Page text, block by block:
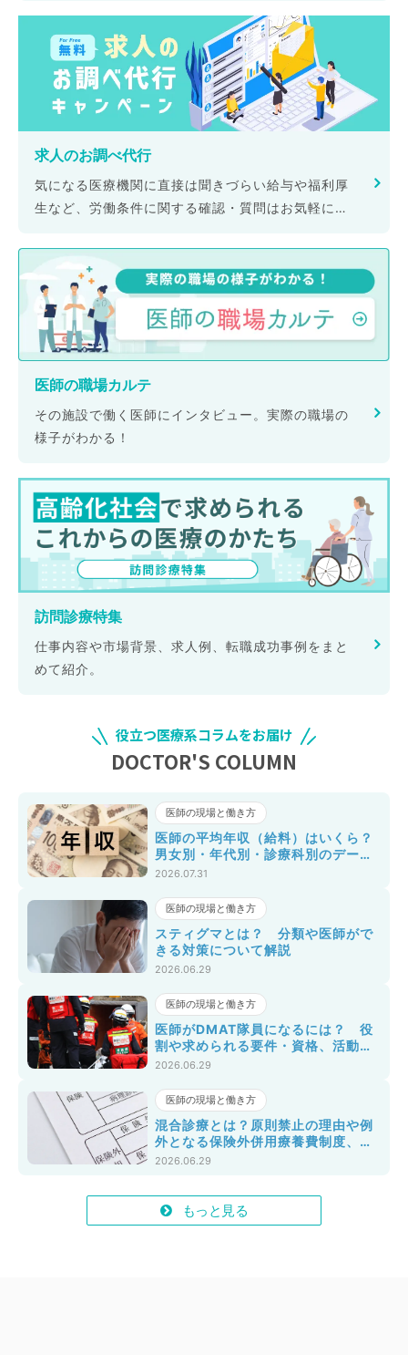
求人のお調べ代行
気になる医療機関に直接は聞きづらい給与や福利厚
生など、労働条件に関する確認・質問はお気軽にご
医師の職場カルテ
その施設で働く医師にインタビュー。実際の職場の
様子がわかる！
訪問診療特集
仕事内容や市場背景、求人例、転職成功事例をまと
めて紹介。
役立つ医療系コラムをお届け
DOCTOR'S COLUMN
医師の現場と働き方
医師の平均年収（給料）はいくら？
男女別・年代別・診療科別のデータ
を紹介
2026.07.31
医師の現場と働き方
スティグマとは？ 分類や医師がで
きる対策について解説
2026.06.29
医師の現場と働き方
医師がDMAT隊員になるには？ 役
割や求められる要件・資格、活動実
態まで徹底解説
2026.06.29
医師の現場と働き方
混合診療とは？原則禁止の理由や例
外となる保険外併用療養費制度、注
意点を解説！
2026.06.29
もっと見る